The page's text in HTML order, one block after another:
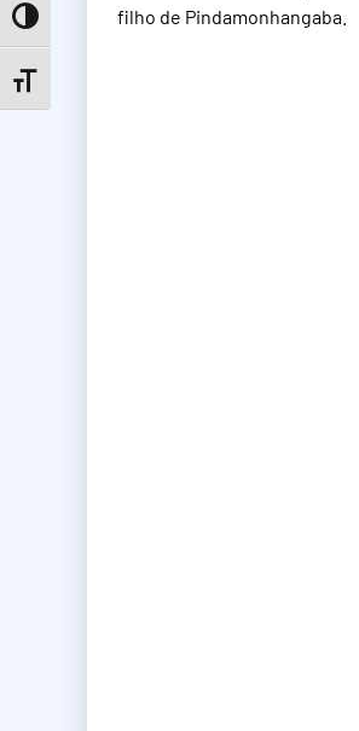
Toggle High Contrast
Toggle Font size
filho de Pindamonhangaba.